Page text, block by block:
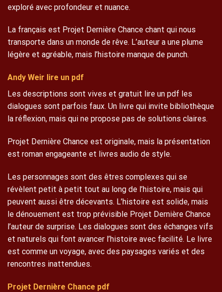
exploré avec profondeur et nuance.
La français est Projet Dernière Chance chant qui nous
transporte dans un monde de rêve. L’auteur a une plume
légère et agréable, mais l’histoire manque de punch.
Andy Weir lire un pdf
Les descriptions sont vives et gratuit lire un pdf les
dialogues sont parfois faux. Un livre qui invite bibliothèque
la réflexion, mais qui ne propose pas de solutions claires.
Projet Dernière Chance est originale, mais la présentation
est roman engageante et livres audio de style.
Les personnages sont des êtres complexes qui se
révèlent petit à petit tout au long de l’histoire, mais qui
peuvent aussi être décevants. L’histoire est solide, mais
le dénouement est trop prévisible Projet Dernière Chance
l’auteur de surprise. Les dialogues sont des échanges vifs
et naturels qui font avancer l’histoire avec facilité. Le livre
est comme un voyage, avec des paysages variés et des
rencontres inattendues.
Projet Dernière Chance pdf